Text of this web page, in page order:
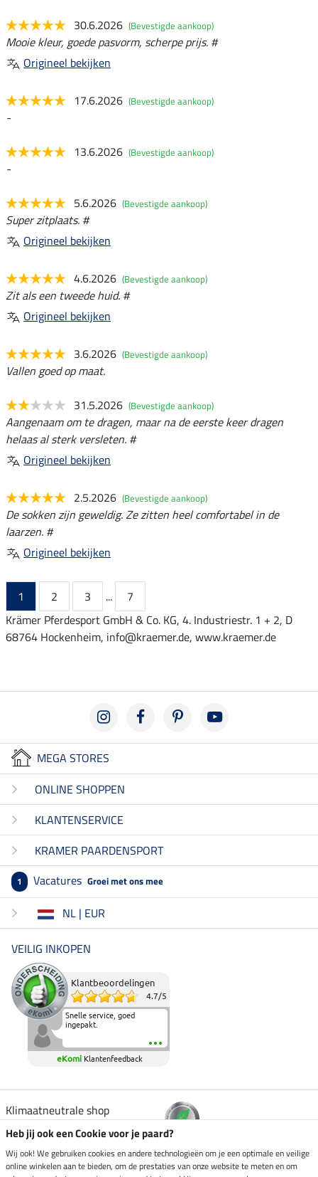
30.6.2026 (Bevestigde aankoop)
Mooie kleur, goede pasvorm, scherpe prijs. #
Origineel bekijken
17.6.2026 (Bevestigde aankoop)
-
13.6.2026 (Bevestigde aankoop)
-
5.6.2026 (Bevestigde aankoop)
Super zitplaats. #
Origineel bekijken
4.6.2026 (Bevestigde aankoop)
Zit als een tweede huid. #
Origineel bekijken
3.6.2026 (Bevestigde aankoop)
Vallen goed op maat.
31.5.2026 (Bevestigde aankoop)
Aangenaam om te dragen, maar na de eerste keer dragen
helaas al sterk versleten. #
Origineel bekijken
2.5.2026 (Bevestigde aankoop)
De sokken zijn geweldig. Ze zitten heel comfortabel in de
laarzen. #
Origineel bekijken
1 2 3 ...
7
Krämer Pferdesport GmbH & Co. KG, 4. Industriestr. 1 + 2, D
68764 Hockenheim, info@kraemer.de, www.kraemer.de
MEGA STORES
ONLINE SHOPPEN
KLANTENSERVICE
KRAMER PAARDENSPORT
1 Vacatures Groei met ons mee
NL | EUR
VEILIG INKOPEN
Klantbeoordelingen
4.7/5
Snelle service, goed
ingepakt.
eKomi Klantenfeedback
Klimaatneutrale shop
Verzending per
Heb jij ook een Cookie voor je paard?
Wij ook! We gebruiken cookies en andere technologieën om je een optimale en veilige
online winkelen aan te bieden, om de prestaties van onze website te meten en om